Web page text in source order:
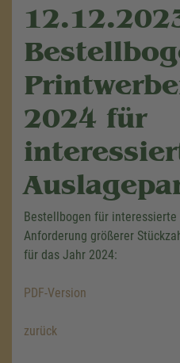
2024 für
Bestellbogen für
Anforderung größerer
für das Jahr 2024:
PDF-Version
zurück